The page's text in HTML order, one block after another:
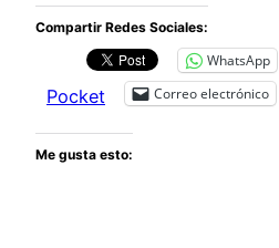
Compartir Redes Sociales:
WhatsApp
Pocket Correo electrónico
Me gusta esto: